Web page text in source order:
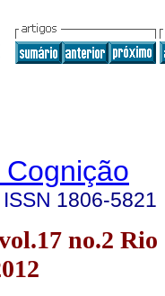
ISSN 1806-5821
no.2 Rio